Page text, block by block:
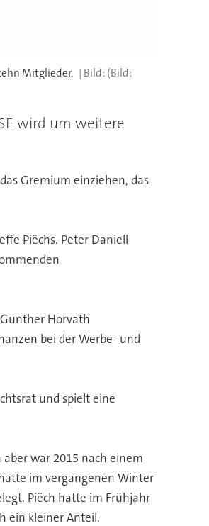
Mitglieder.
(Bild:
wird um weitere
Gremium einziehen, das
Piëchs. Peter Daniell
Horvath
bei der Werbe- und
und spielt eine
war 2015 nach einem
im vergangenen Winter
Piëch hatte im Frühjahr
ein kleiner Anteil.